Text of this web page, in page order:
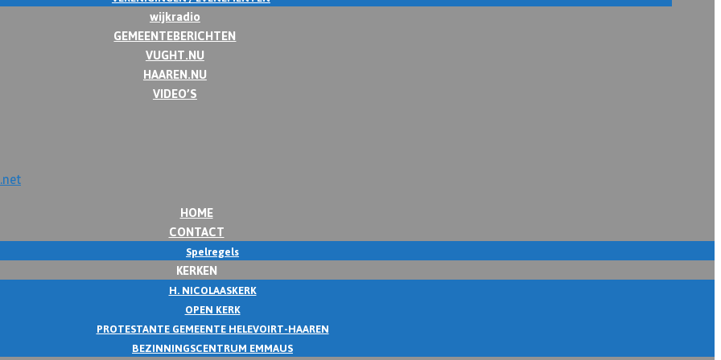
wijkradio
GEMEENTEBERICHTEN
VUGHT.NU
HAAREN.NU
VIDEO’S
HOME
CONTACT
Spelregels
KERKEN
H. NICOLAASKERK
OPEN KERK
PROTESTANTE GEMEENTE HELEVOIRT-HAAREN
BEZINNINGSCENTRUM EMMAUS